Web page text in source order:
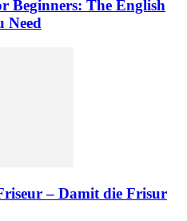
Beginners: The English
Need
– Damit die Frisur